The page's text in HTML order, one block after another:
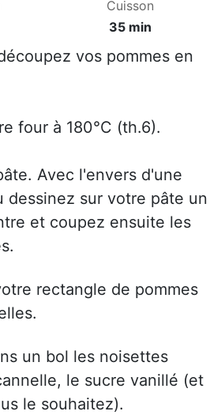
Cuisson
35 min
vos pommes en
four à 180°C (th.6).
Avec l'envers d'une
dessinez sur votre pâte un
et coupez ensuite les
rectangle de pommes
un bol les noisettes
le sucre vanillé (et
le souhaitez).